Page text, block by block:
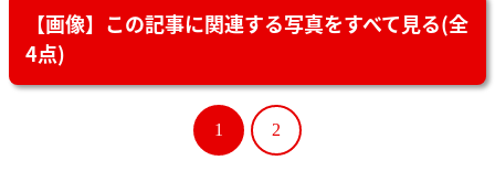
【画像】この記事に関連する写真をすべて見る(全
4点)
1 2